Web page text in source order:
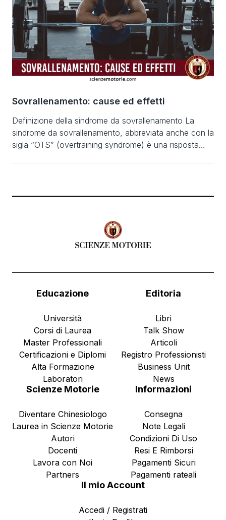
Sovrallenamento: cause ed effetti
Definizione della sindrome da sovrallenamento La
sindrome da sovrallenamento, abbreviata anche con la
sigla “OTS” (overtraining syndrome) è una risposta
Educazione
Università
Corsi di Laurea
Master Professionali
Certificazioni e Diplomi
Alta Formazione
Laboratori
Editoria
Libri
Talk Show
Articoli
Registro Professionisti
Business Unit
News
Scienze Motorie
Diventare Chinesiologo
Laurea in Scienze Motorie
Autori
Docenti
Lavora con Noi
Partners
Informazioni
Consegna
Note Legali
Condizioni Di Uso
Resi E Rimborsi
Pagamenti Sicuri
Pagamenti rateali
Il mio Account
Accedi / Registrati